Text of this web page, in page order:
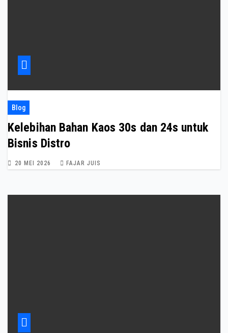
Blog
Kelebihan Bahan Kaos 30s dan 24s untuk
Bisnis Distro
20 MEI 2026 FAJAR JUIS